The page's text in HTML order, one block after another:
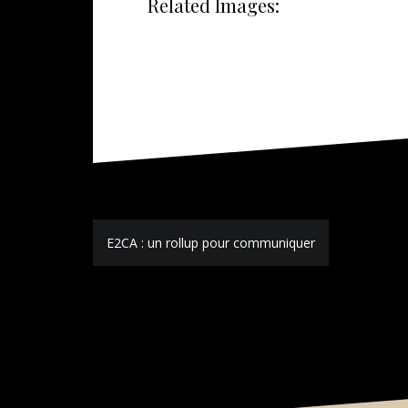
Related Images:
Navigation
de
l’article
E2CA : un rollup pour communiquer